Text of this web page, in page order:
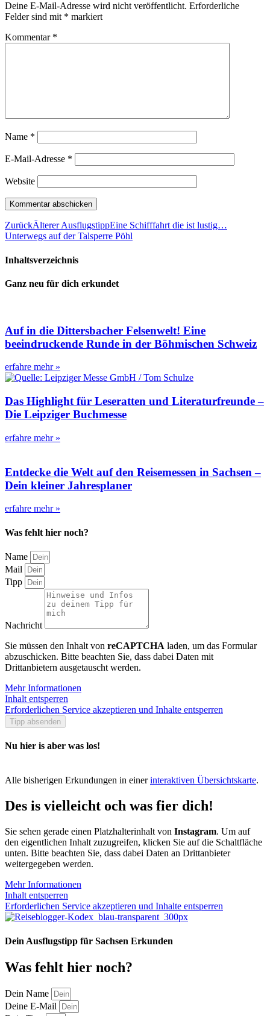
Deine E-Mail-Adresse wird nicht veröffentlicht. Erforderliche
Felder sind mit * markiert
Kommentar *
Name *
E-Mail-Adresse *
Website
ZurückÄlterer AusflugstippEine Schifffahrt die ist lustig…
Unterwegs auf der Talsperre Pöhl
Inhaltsverzeichnis
Ganz neu für dich erkundet
Auf in die Dittersbacher Felsenwelt! Eine
beeindruckende Runde in der Böhmischen Schweiz
erfahre mehr »
Das Highlight für Leseratten und Literaturfreunde –
Die Leipziger Buchmesse
erfahre mehr »
Entdecke die Welt auf den Reisemessen in Sachsen –
Dein kleiner Jahresplaner
erfahre mehr »
Was fehlt hier noch?
Name
Mail
Tipp
Nachricht
Sie müssen den Inhalt von reCAPTCHA laden, um das Formular
abzuschicken. Bitte beachten Sie, dass dabei Daten mit
Drittanbietern ausgetauscht werden.
Mehr Informationen
Inhalt entsperren
Erforderlichen Service akzeptieren und Inhalte entsperren
Tipp absenden
Nu hier is aber was los!
Alle bisherigen Erkundungen in einerinteraktiven Übersichtskarte.
Des is vielleicht och was fier dich!
Sie sehen gerade einen Platzhalterinhalt von Instagram. Um auf
den eigentlichen Inhalt zuzugreifen, klicken Sie auf die Schaltfläche
unten. Bitte beachten Sie, dass dabei Daten an Drittanbieter
weitergegeben werden.
Mehr Informationen
Inhalt entsperren
Erforderlichen Service akzeptieren und Inhalte entsperren
Dein Ausflugstipp für Sachsen Erkunden
Was fehlt hier noch?
Dein Name
Deine E-Mail